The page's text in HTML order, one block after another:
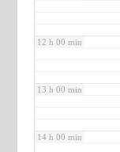
12 h 00 min
13 h 00 min
14 h 00 min